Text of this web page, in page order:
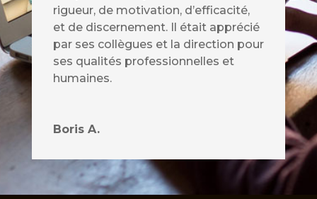
rigueur, de motivation, d’efficacité,
et de discernement. Il était apprécié
par ses collègues et la direction pour
ses qualités professionnelles et
humaines.
Boris A.